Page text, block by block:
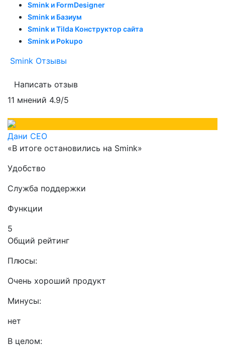
Smink и FormDesigner
Smink и Базиум
Smink и Tilda Конструктор сайта
Smink и Pokupo
Smink Отзывы
Написать отзыв
11 мнений 4.9/5
Дани СЕО
«В итоге остановились на Smink»
Удобство
Служба поддержки
Функции
5
Общий рейтинг
Плюсы:
Очень хороший продукт
Минусы:
нет
В целом: